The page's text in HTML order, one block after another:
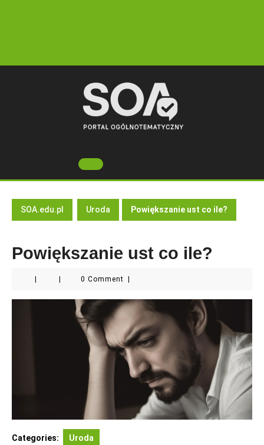
Open
Button
SOA.edu.pl Uroda Powiększanie ust co ile?
Powiększanie ust co ile?
0 Comment
Categories: Uroda